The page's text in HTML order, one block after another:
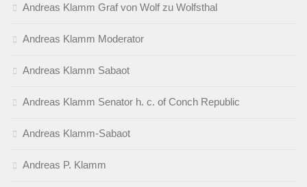
Andreas Klamm Graf von Wolf zu Wolfsthal
Andreas Klamm Moderator
Andreas Klamm Sabaot
Andreas Klamm Senator h. c. of Conch Republic
Andreas Klamm-Sabaot
Andreas P. Klamm